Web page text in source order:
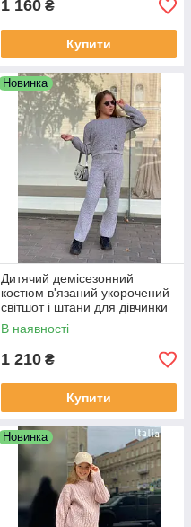
1 160 ₴
Купити
Новинка
Дитячий демісезонний
костюм в'язаний укорочений
світшот і штани для дівчинки
Фора р. 122-158
В наявності
1 210 ₴
Купити
Новинка